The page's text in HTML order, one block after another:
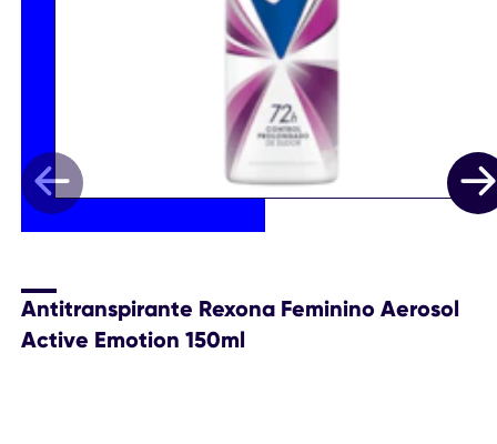
Antitranspirante Rexona Feminino Aerosol
Active Emotion 150ml